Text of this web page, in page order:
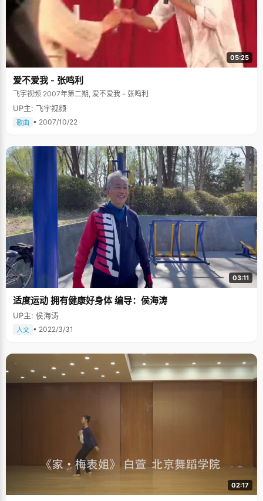
05:25
爱不爱我 - 张鸣利
飞宇视频 2007年第二期, 爱不爱我 - 张鸣利
UP主: 飞宇视频
歌曲 • 2007/10/22
03:11
适度运动 拥有健康好身体 编导：侯海涛
UP主: 侯海涛
人文 • 2022/3/31
02:17